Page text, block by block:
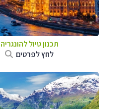
תכנון טיול להונגריה
לחץ לפרטים